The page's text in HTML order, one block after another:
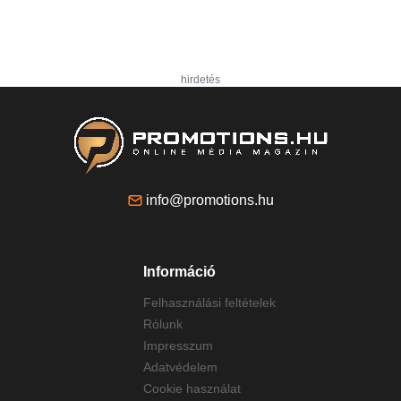
hirdetés
info@promotions.hu
Információ
Felhasználási feltételek
Rólunk
Impresszum
Adatvédelem
Cookie használat